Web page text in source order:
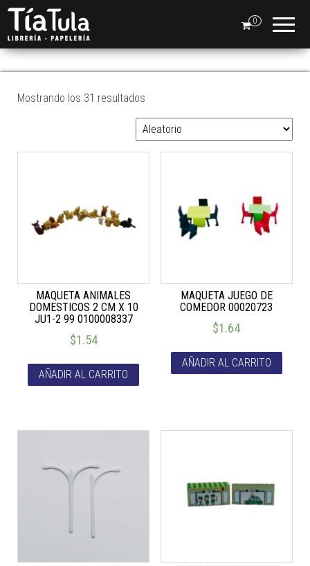
0
MAQUETERIA
Mostrando los 31 resultados
MAQUETA ANIMALES
DOMESTICOS 2 CM X 10
JU1-2 99 0100008337
$1.54
AÑADIR AL CARRITO
MAQUETA JUEGO DE
COMEDOR 00020723
$1.64
AÑADIR AL CARRITO